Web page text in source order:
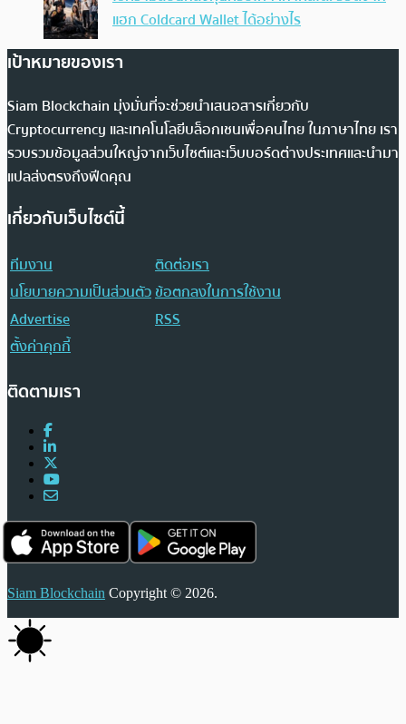
แฮก Coldcard Wallet ได้อย่างไร
เป้าหมายของเรา
Siam Blockchain มุ่งมั่นที่จะช่วยนำเสนอสารเกี่ยวกับ
Cryptocurrency และเทคโนโลยีบล็อกเชนเพื่อคนไทย ในภาษาไทย เรา
รวบรวมข้อมูลส่วนใหญ่จากเว็บไซต์และเว็บบอร์ดต่างประเทศและนำมา
แปลส่งตรงถึงฟีดคุณ
เกี่ยวกับเว็บไซต์นี้
ทีมงาน
ติดต่อเรา
นโยบายความเป็นส่วนตัวข้อตกลงในการใช้งาน
Advertise
RSS
ตั้งค่าคุกกี้
ติดตามเรา
Siam Blockchain Copyright © 2026.